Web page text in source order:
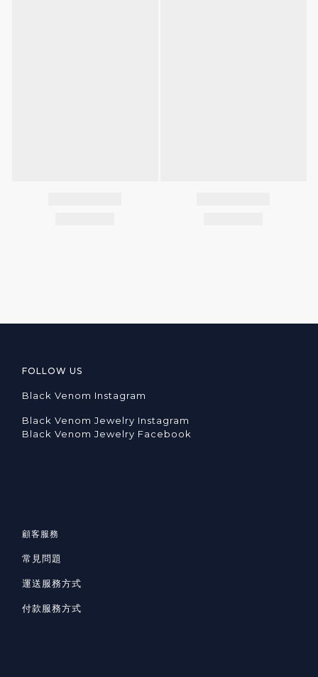
FOLLOW US
Black Venom Instagram
Black Venom Jewelry Instagram
Black Venom Jewelry Facebook
顧客服務
常見問題
運送服務方式
付款服務方式